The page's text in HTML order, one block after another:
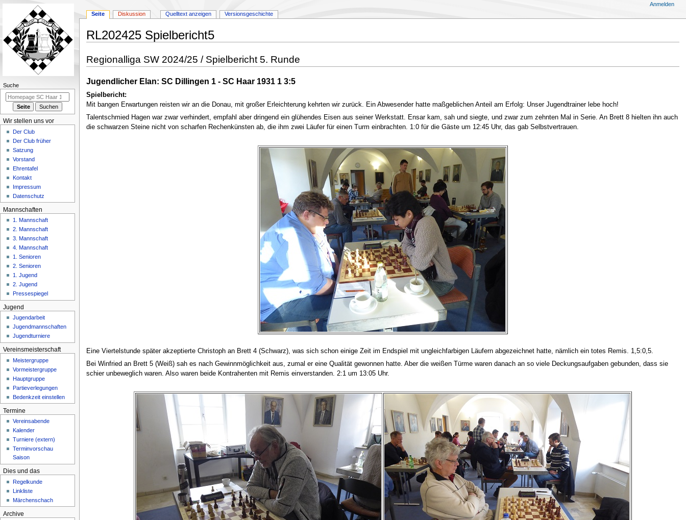
RL202425 Spielbericht5
Navigation
Suche
Regionalliga SW 2024/25 / Spielbericht 5. Runde
Jugendlicher Elan: SC Dillingen 1 - SC Haar 1931 1 3:5
Spielbericht:
Mit bangen Erwartungen reisten wir an die Donau, mit großer Erleichterung kehrten wir zurück. Ein Abwesender hatte maßgeblichen Anteil am Erfolg: Unser Jugendtrainer lebe hoch!
Talentschmied Hagen war zwar verhindert, empfahl aber dringend ein glühendes Eisen aus seiner Werkstatt. Ensar kam, sah und siegte, und zwar zum zehnten Mal in Serie. An Brett 8 hielten ihn auch
die schwarzen Steine nicht von scharfen Rechenkünsten ab, die ihm zwei Läufer für einen Turm einbrachten. 1:0 für die Gäste um 12:45 Uhr, das gab Selbstvertrauen.
Eine Viertelstunde später akzeptierte Christoph an Brett 4 (Schwarz), was sich schon einige Zeit im Endspiel mit ungleichfarbigen Läufern abgezeichnet hatte, nämlich ein totes Remis. 1,5:0,5.
Bei Winfried an Brett 5 (Weiß) sah es nach Gewinnmöglichkeit aus, zumal er eine Qualität gewonnen hatte. Aber die weißen Türme waren danach an so viele Deckungsaufgaben gebunden, dass sie
schier unbeweglich waren. Also waren beide Kontrahenten mit Remis einverstanden. 2:1 um 13:05 Uhr.
N
m
Seite Diskussion Quelltext anzeigen Versionsgeschichte
Anmelden
Suche
Wir stellen uns vor
Der Club
Der Club früher
Satzung
Vorstand
Ehrentafel
Kontakt
Impressum
Datenschutz
Mannschaften
1. Mannschaft
2. Mannschaft
3. Mannschaft
4. Mannschaft
1. Senioren
2. Senioren
1. Jugend
2. Jugend
Pressespiegel
Jugend
Jugendarbeit
Jugendmannschaften
Jugendturniere
Vereinsmeisterschaft
Meistergruppe
Vormeistergruppe
Hauptgruppe
Partieverlegungen
Bedenkzeit einstellen
Termine
Vereinsabende
Kalender
Turniere (extern)
Terminvorschau
Saison
Dies und das
Regelkunde
Linkliste
Märchenschach
Archive